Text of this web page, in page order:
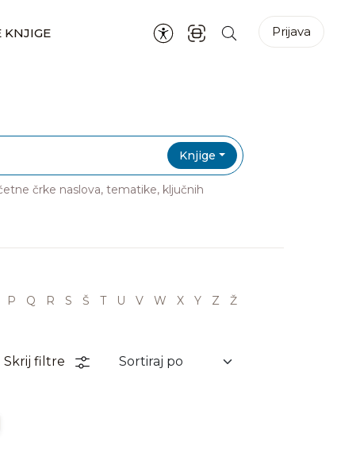
KNJIGE Prijava
Knjige
črke naslova, tematike, ključnih
P Q R S Š T U V W X Y Z Ž
Skrij filtre